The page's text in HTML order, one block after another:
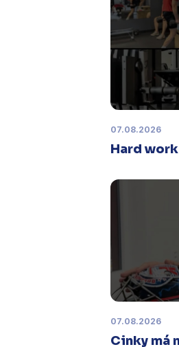
Zápas
Čtvrtek 29.
Šumperku,
pátek 30.
odloženo!
Úterý 27.
,
odehrát 31.
marodky
domluvily
Bruslaři se
pondělí
07.08.2026
Hard work
07.08.2026
Cinky má